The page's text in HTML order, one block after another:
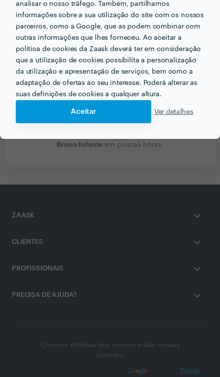
analisar o nosso tráfego. Também, partilhamos
informações sobre a sua utilização do site com os nossos
parceiros, como a Google, que as podem combinar com
outras informações que lhes forneceu. Ao aceitar a
política de cookies da Zaask deverá ter em consideração
que a utilização de cookies possibilita a personalização
da utilização e apresentação de serviços, bem como a
adaptação de ofertas ao seu interesse. Poderá alterar as
suas definições de cookies a qualquer altura.
Aceitar Ver detalhes
Bruno Infante em poucas horas.
ZAASK
CLIENTES
PROFISSIONAIS
PRECISA DE AJUDA?
Chovem estrelas dos nossos e das nossas
clientes!